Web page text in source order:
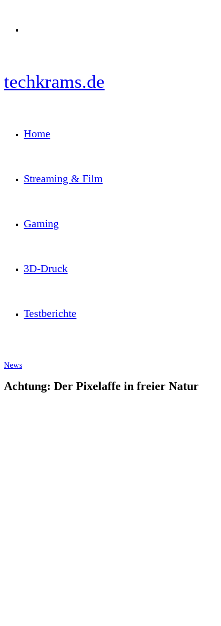
techkrams.de
Home
Streaming & Film
Gaming
3D-Druck
Testberichte
News
Achtung: Der Pixelaffe in freier Natur